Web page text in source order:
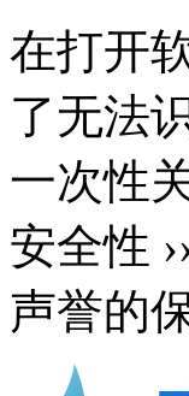
在打开
了无法
一次性
安全性
声誉的